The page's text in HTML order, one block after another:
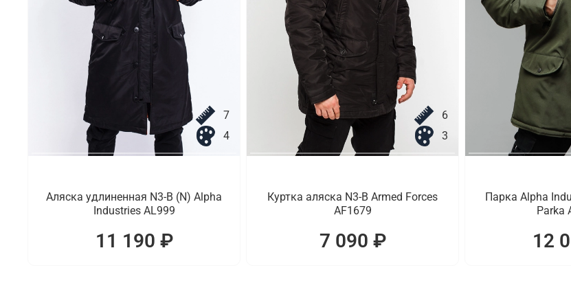
7
4
Аляска удлиненная N3-B (N) Alpha
Industries AL999
11 190 ₽
6
3
Куртка аляска N3-B Armed Forces
AF1679
7 090 ₽
Парка Alpha
Parka
12